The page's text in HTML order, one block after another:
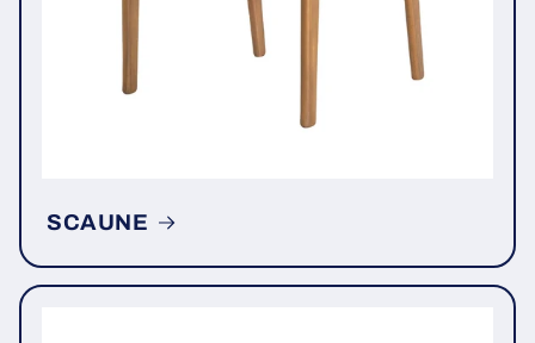
SCAUNE